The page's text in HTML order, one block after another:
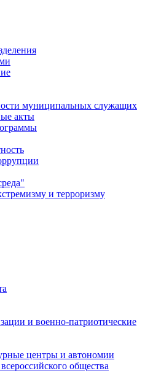
муниципальных служащих
акты
и терроризму
и военно-патриотические
центры и автономии
общества